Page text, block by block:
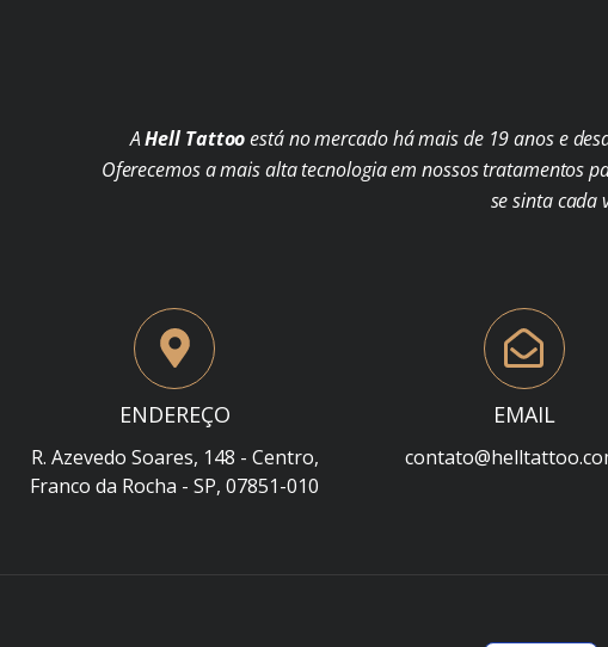
AHell Tattooestá no mercado há mais de 19 anos e
Oferecemos a mais alta tecnologia em nossos tratamentos
se sinta cada
ENDEREÇO
R. Azevedo Soares, 148 - Centro,
Franco da Rocha - SP, 07851-010
EMAIL